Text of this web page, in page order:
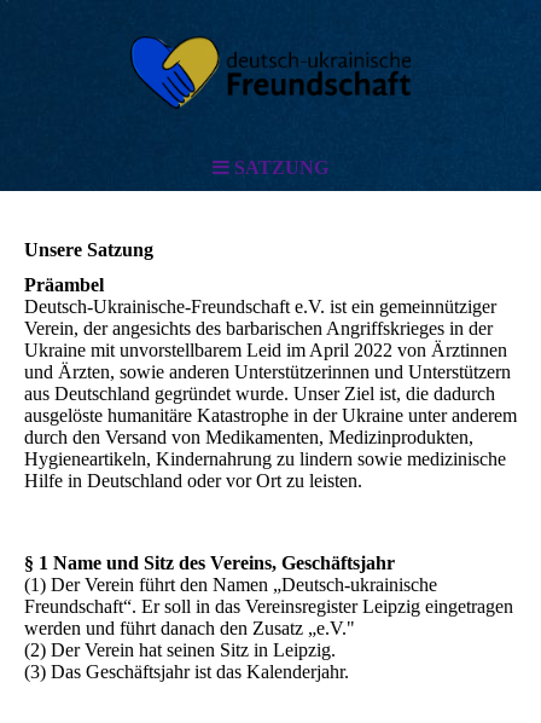
SATZUNG
Unsere Satzung
Präambel
Deutsch-Ukrainische-Freundschaft e.V. ist ein gemeinnütziger
Verein, der angesichts des barbarischen Angriffskrieges in der
Ukraine mit unvorstellbarem Leid im April 2022 von Ärztinnen
und Ärzten, sowie anderen Unterstützerinnen und Unterstützern
aus Deutschland gegründet wurde. Unser Ziel ist, die dadurch
ausgelöste humanitäre Katastrophe in der Ukraine unter anderem
durch den Versand von Medikamenten, Medizinprodukten,
Hygieneartikeln, Kindernahrung zu lindern sowie medizinische
Hilfe in Deutschland oder vor Ort zu leisten.
§ 1 Name und Sitz des Vereins, Geschäftsjahr
(1) Der Verein führt den Namen „Deutsch-ukrainische
Freundschaft“. Er soll in das Vereinsregister Leipzig eingetragen
werden und führt danach den Zusatz „e.V."
(2) Der Verein hat seinen Sitz in Leipzig.
(3) Das Geschäftsjahr ist das Kalenderjahr.